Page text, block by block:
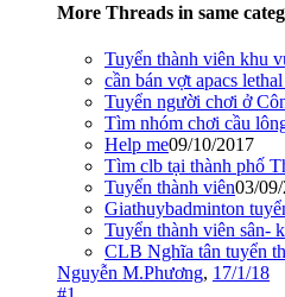
More Threads in same
Tuyển thành viên khu
cần bán vợt apacs
Tuyển người chơi ở
Tìm nhóm chơi cầu
Help me09/10/2017
Tìm clb tại thành phố
Tuyển thành viên03/
Giathuybadminton
Tuyển thành viên sân-
CLB Nghĩa tân tuyển
Nguyễn M.Phương, 17/1/18